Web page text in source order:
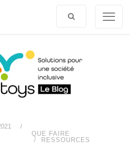
/
QUE FAIRE
RESSOURCES